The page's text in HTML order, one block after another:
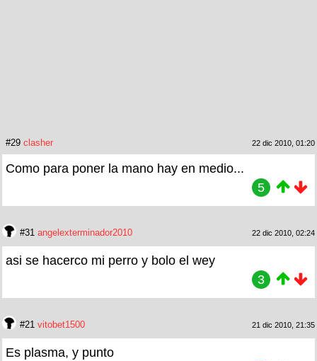
#29 clasher 22 dic 2010, 01:20
Como para poner la mano hay en medio...
5
#31 angelexterminador2010 22 dic 2010, 02:24
asi se hacerco mi perro y bolo el wey
3
#21 vitobet1500 21 dic 2010, 21:35
Es plasma, y punto